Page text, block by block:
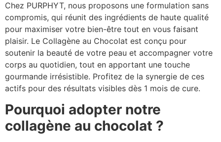
Chez PURPHYT, nous proposons une formulation sans
compromis, qui réunit des ingrédients de haute qualité
pour maximiser votre bien-être tout en vous faisant
plaisir. Le Collagène au Chocolat est conçu pour
soutenir la beauté de votre peau et accompagner votre
corps au quotidien, tout en apportant une touche
gourmande irrésistible. Profitez de la synergie de ces
actifs pour des résultats visibles dès 1 mois de cure.
Pourquoi adopter notre
collagène au chocolat ?